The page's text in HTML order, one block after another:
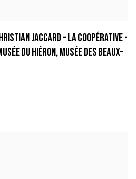
JACCARD - LA COOPÉRATIVE -
DU HIÉRON, MUSÉE DES BEAUX-